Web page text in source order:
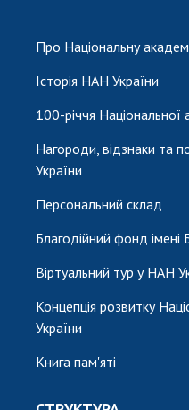
ЗАСІДАННЯ
НАУКОВІ ВИДАННЯ
МЕДІА ПРО НАС
АКАДЕМІЯ
КАБІНЕТ
Про Національну
Історія НАН України
100-річчя Національної
Нагороди, відзнаки та
України
Персональний склад
Благодійний фонд
Віртуальний тур у НАН
Концепція розвитку
України
Книга пам'яті